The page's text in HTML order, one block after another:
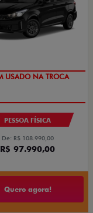
PESSOA FÍSICA
De: R$ 108.990,00
R$ 97.990,00
Quero agora!